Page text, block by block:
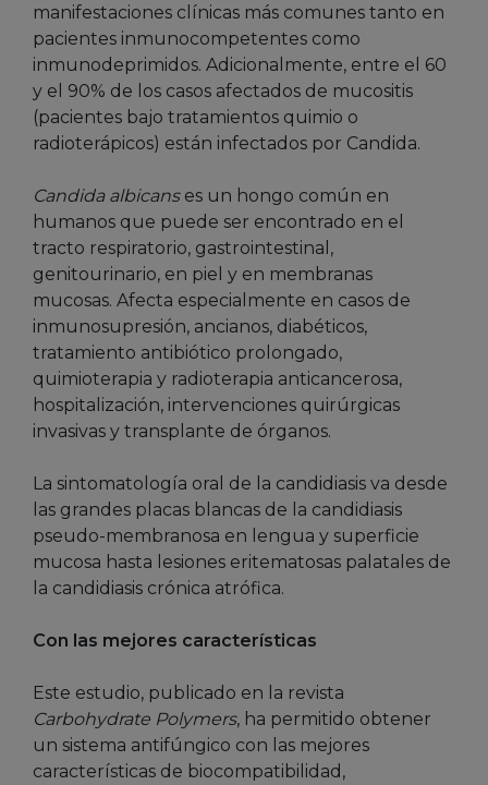
manifestaciones clínicas más comunes tanto en
pacientes inmunocompetentes como
inmunodeprimidos. Adicionalmente, entre el 60
y el 90% de los casos afectados de mucositis
(pacientes bajo tratamientos quimio o
radioterápicos) están infectados por Candida.
Candida albicanses un hongo común en
humanos que puede ser encontrado en el
tracto respiratorio, gastrointestinal,
genitourinario, en piel y en membranas
mucosas. Afecta especialmente en casos de
inmunosupresión, ancianos, diabéticos,
tratamiento antibiótico prolongado,
quimioterapia y radioterapia anticancerosa,
hospitalización, intervenciones quirúrgicas
invasivas y transplante de órganos.
La sintomatología oral de la candidiasis va desde
las grandes placas blancas de la candidiasis
pseudo-membranosa en lengua y superficie
mucosa hasta lesiones eritematosas palatales de
la candidiasis crónica atrófica.
Con las mejores características
Este estudio, publicado en la revista
Carbohydrate Polymers, ha permitido obtener
un sistema antifúngico con las mejores
características de biocompatibilidad,